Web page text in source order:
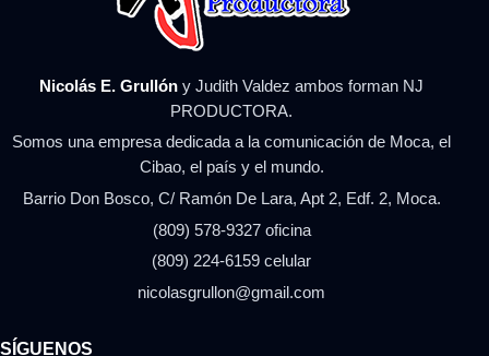
Nicolás E. Grullón y Judith Valdez ambos forman NJ
PRODUCTORA.
Somos una empresa dedicada a la comunicación de Moca, el
Cibao, el país y el mundo.
Barrio Don Bosco, C/ Ramón De Lara, Apt 2, Edf. 2, Moca.
(809) 578-9327 oficina
(809) 224-6159 celular
nicolasgrullon@gmail.com
SÍGUENOS